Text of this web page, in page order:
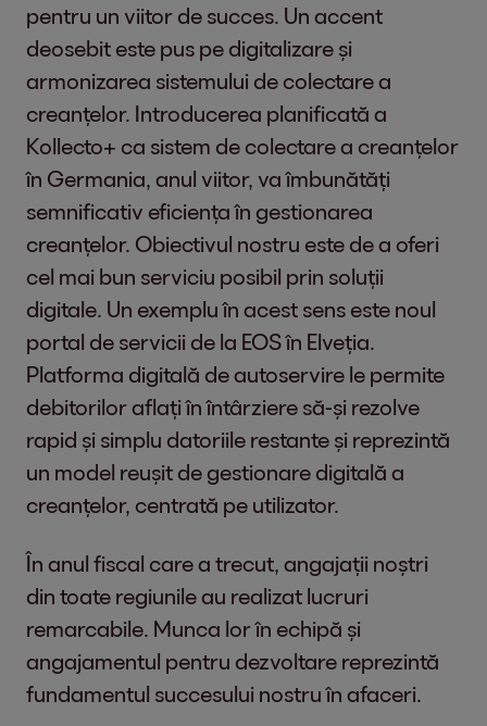
pentru un viitor de succes. Un accent
deosebit este pus pe digitalizare și
armonizarea sistemului de colectare a
creanțelor. Introducerea planificată a
Kollecto+ ca sistem de colectare a creanțelor
în Germania, anul viitor, va îmbunătăți
semnificativ eficiența în gestionarea
creanțelor. Obiectivul nostru este de a oferi
cel mai bun serviciu posibil prin soluții
digitale. Un exemplu în acest sens este noul
portal de servicii de la EOS în Elveția.
Platforma digitală de autoservire le permite
debitorilor aflați în întârziere să-și rezolve
rapid și simplu datoriile restante și reprezintă
un model reușit de gestionare digitală a
creanțelor, centrată pe utilizator.
În anul fiscal care a trecut, angajații noștri
din toate regiunile au realizat lucruri
remarcabile. Munca lor în echipă și
angajamentul pentru dezvoltare reprezintă
fundamentul succesului nostru în afaceri.